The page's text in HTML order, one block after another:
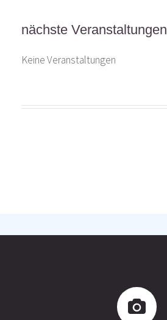
nächste Veranstaltungen
Keine Veranstaltungen